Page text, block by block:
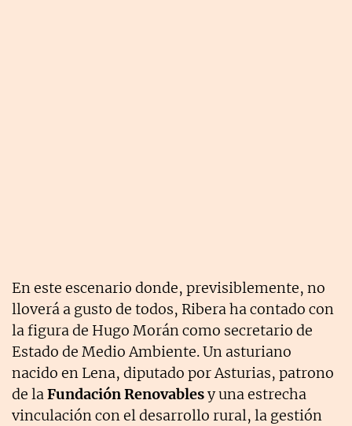
En este escenario donde, previsiblemente, no
lloverá a gusto de todos, Ribera ha contado con
la figura de Hugo Morán como secretario de
Estado de Medio Ambiente. Un asturiano
nacido en Lena, diputado por Asturias, patrono
de laFundación Renovablesy una estrecha
vinculación con el desarrollo rural, la gestión